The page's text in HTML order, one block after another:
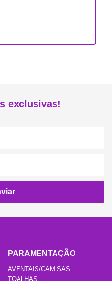
exclusivas!
PARAMENTAÇÃO
AVENTAIS/CAMISAS
TOALHAS